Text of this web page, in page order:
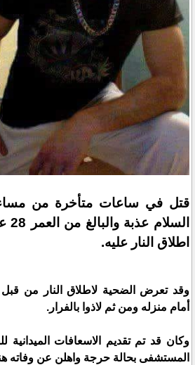
قتل في ساعات متأخرة من
اطلاق النار عليه.
وقد تعرض الضحية لاطلاق النار من
أمام منزله ومن ثم لاذوا بالفرار.
وكان قد تم تقديم الاسعافات
المستشفى بحالة حرجة واهلن عن وفاته